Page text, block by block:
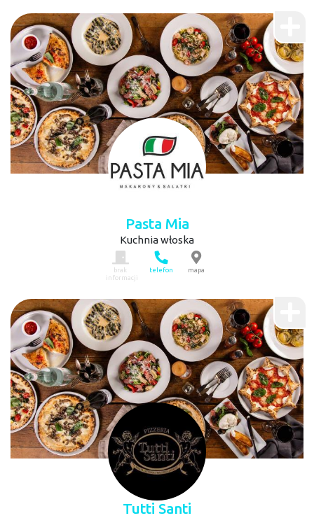
Pasta Mia
Kuchnia włoska
brak
informacji
telefon mapa
Tutti Santi